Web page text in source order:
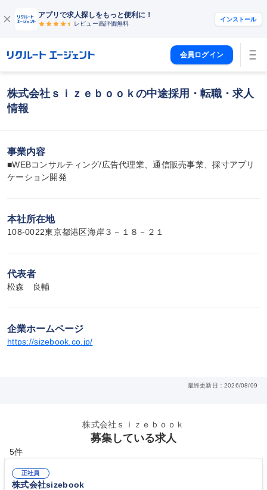
アプリで求人探しをもっと便利に！
レビュー高評価無料
インストール
会員ログイン
株式会社ｓｉｚｅｂｏｏｋの中途採用・転職・求人
情報
事業内容
■WEBコンサルティング/広告代理業、通信販売事業、採寸アプリ
ケーション開発
本社所在地
108-0022東京都港区海岸３－１８－２１
代表者
松森　良輔
企業ホームページ
https://sizebook.co.jp/
最終更新日：2026/08/09
株式会社ｓｉｚｅｂｏｏｋ
募集している求人
5件
正社員
株式会社sizebook